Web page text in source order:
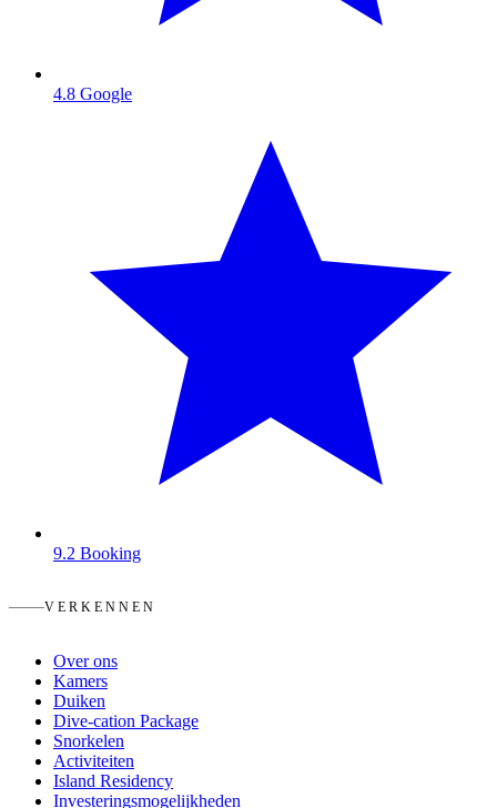
4.8 Google
9.2 Booking
VERKENNEN
Over ons
Kamers
Duiken
Dive-cation Package
Snorkelen
Activiteiten
Island Residency
Investeringsmogelijkheden